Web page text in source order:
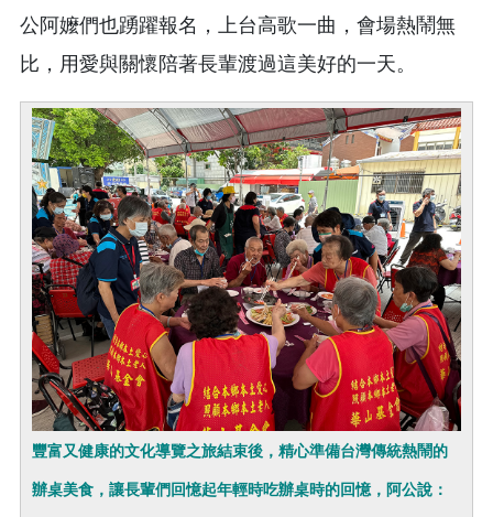
公阿嬤們也踴躍報名，上台高歌一曲，會場熱鬧無
比，用愛與關懷陪著長輩渡過這美好的一天。
豐富又健康的文化導覽之旅結束後，精心準備台灣傳統熱鬧的
辦桌美食，讓長輩們回憶起年輕時吃辦桌時的回憶，阿公說：